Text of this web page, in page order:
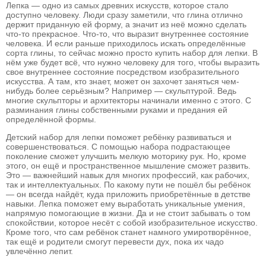
Лепка — одно из самых древних искусств, которое стало
доступно человеку. Люди сразу заметили, что глина отлично
держит приданную ей форму, а значит из неё можно сделать
что-то прекрасное. Что-то, что выразит внутреннее состояние
человека. И если раньше приходилось искать определённые
сорта глины, то сейчас можно просто купить набор для лепки. В
нём уже будет всё, что нужно человеку для того, чтобы выразить
свое внутреннее состояние посредством изобразительного
искусства. А там, кто знает, может он захочет заняться чем-
нибудь более серьёзным? Например — скульптурой. Ведь
многие скульпторы и архитекторы начинали именно с этого. С
разминания глины собственными руками и предания ей
определённой формы.
Детский набор для лепки поможет ребёнку развиваться и
совершенствоваться. С помощью набора подрастающее
поколение сможет улучшить мелкую моторику рук. Но, кроме
этого, он ещё и пространственное мышление сможет развить.
Это — важнейший навык для многих профессий, как рабочих,
так и интеллектуальных. По какому пути не пошёл бы ребёнок
— он всегда найдёт, куда приложить приобретённые в детстве
навыки. Лепка поможет ему выработать уникальные умения,
напрямую помогающие в жизни. Да и не стоит забывать о том
спокойствии, которое несёт с собой изобразительное искусство.
Кроме того, что сам ребёнок станет намного умиротворённое,
так ещё и родители смогут перевести дух, пока их чадо
увлечённо лепит.